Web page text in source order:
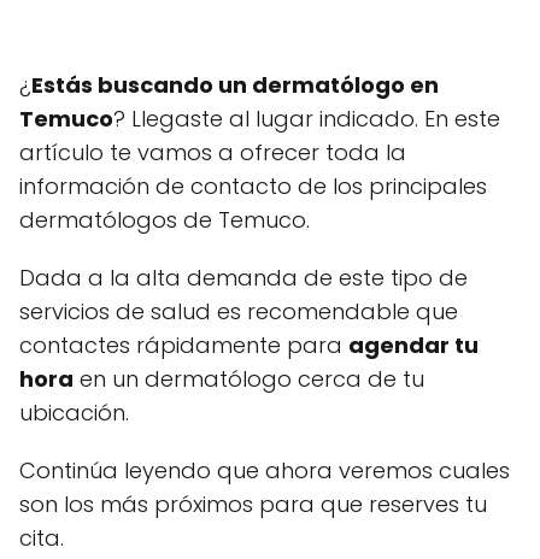
¿Estás buscando un dermatólogo en
Temuco? Llegaste al lugar indicado. En este
artículo te vamos a ofrecer toda la
información de contacto de los principales
dermatólogos de Temuco.
Dada a la alta demanda de este tipo de
servicios de salud es recomendable que
contactes rápidamente para agendar tu
hora en un dermatólogo cerca de tu
ubicación.
Continúa leyendo que ahora veremos cuales
son los más próximos para que reserves tu
cita.